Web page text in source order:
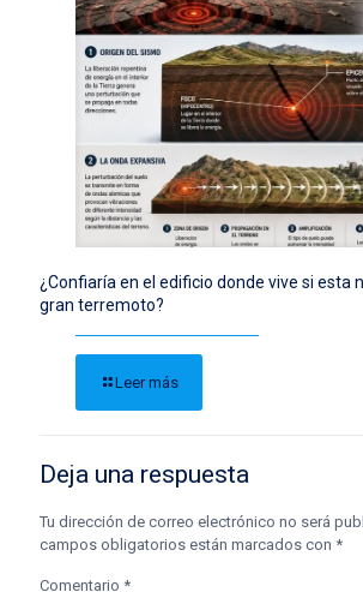
¿Confiaría en el edificio donde vive si esta
gran terremoto?
Leer más
Deja una respuesta
Tu dirección de correo electrónico no será
campos obligatorios están marcados con *
Comentario *